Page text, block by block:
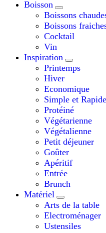
Boisson
Boissons
Boissons
Cocktail
Vin
Inspiration
Printemps
Hiver
Economique
Simple et Rapide
Protéiné
Végétarienne
Végétalienne
Petit déjeuner
Goûter
Apéritif
Entrée
Brunch
Matériel
Arts de la table
Electroménager
Ustensiles